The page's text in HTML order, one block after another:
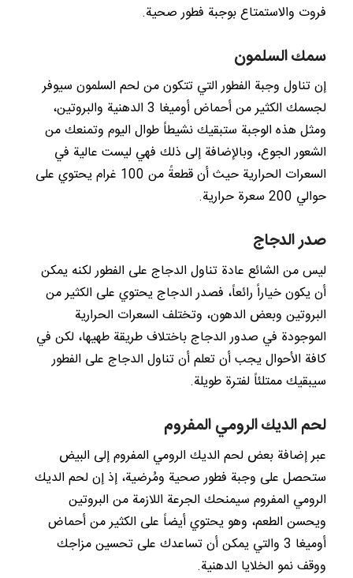
فروت والاستمتاع بوجبة فطور صحية.
سمك السلمون
إن تناول وجبة الفطور التي تتكون من لحم السلمون سيوفر
لجسمك الكثير من أحماض أوميغا 3 الدهنية والبروتين،
ومثل هذه الوجبة ستبقيك نشيطاً طوال اليوم وتمنعك من
الشعور الجوع، وبالإضافة إلى ذلك فهي ليست عالية في
السعرات الحرارية حيث أن قطعةً من 100 غرام يحتوي على
حوالي 200 سعرة حرارية.
صدر الدجاج
ليس من الشائع عادة تناول الدجاج على الفطور لكنه يمكن
أن يكون خياراً رائعاً، فصدر الدجاج يحتوي على الكثير من
البروتين وبعض الدهون، وتختلف السعرات الحرارية
الموجودة في صدور الدجاج باختلاف طريقة طهيها، لكن في
كافة الأحوال يجب أن تعلم أن تناول الدجاج على الفطور
سيبقيك ممتلئاً لفترة طويلة.
لحم الديك الرومي المفروم
عبر إضافة بعض لحم الديك الرومي المفروم إلى البيض
ستحصل على وجبة فطور صحية ومُرضية، إذ إن لحم الديك
الرومي المفروم سيمنحك الجرعة اللازمة من البروتين
ويحسن الطعم، وهو يحتوي أيضاً على الكثير من أحماض
أوميغا 3 والتي يمكن أن تساعدك على تحسين مزاجك
ووقف نمو الخلايا الدهنية.